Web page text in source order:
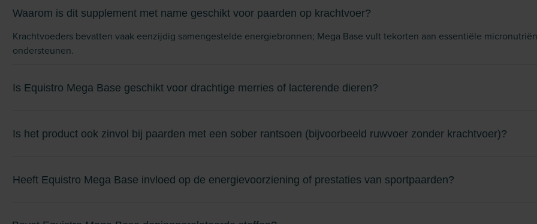
Waarom is dit supplement met name geschikt voor paarden op krachtvoer?
Krachtvoeders bevatten vaak eenzijdig samengestelde energiebronnen; Mega Base vult tekorten aan essentiële
ondersteunen.
Is Equistro Mega Base geschikt voor drachtige merries of lacterende dieren?
Is het product ook zinvol bij paarden met een sober rantsoen (bijvoorbeeld ruwvoer zonder krachtvoer)?
Heeft Equistro Mega Base invloed op de energievoorziening of prestaties van sportpaarden?